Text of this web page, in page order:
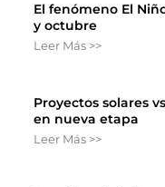
El fenómeno El
y octubre
Leer Más >>
Proyectos solares
en nueva etapa
Leer Más >>